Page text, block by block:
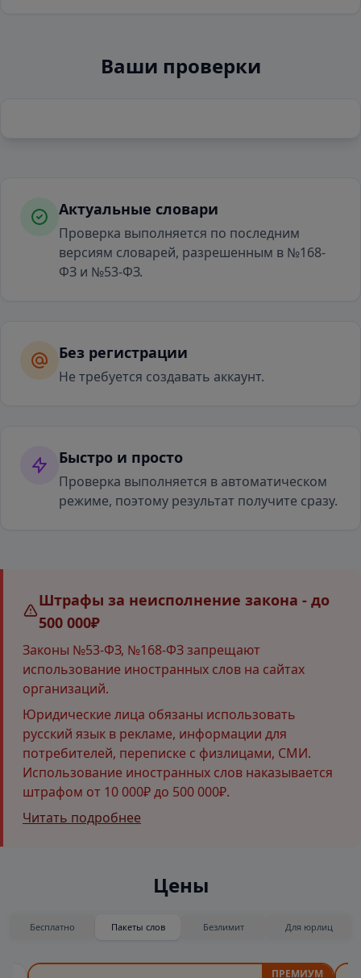
Ваши проверки
Актуальные словари
Проверка выполняется по последним
версиям словарей, разрешенным в №168-
ФЗ и №53-ФЗ.
Без регистрации
Не требуется создавать аккаунт.
Быстро и просто
Проверка выполняется в автоматическом
режиме, поэтому результат получите сразу.
Штрафы за неисполнение закона - до
500 000₽
Законы №53-ФЗ, №168-ФЗ запрещают
использование иностранных слов на сайтах
организаций.
Юридические лица обязаны использовать
русский язык в рекламе, информации для
потребителей, переписке с физлицами, СМИ.
Использование иностранных слов наказывается
штрафом от 10 000₽ до 500 000₽.
Читать подробнее
Цены
Бесплатно Пакеты слов Безлимит Для юрлиц
ПРЕМИУМ